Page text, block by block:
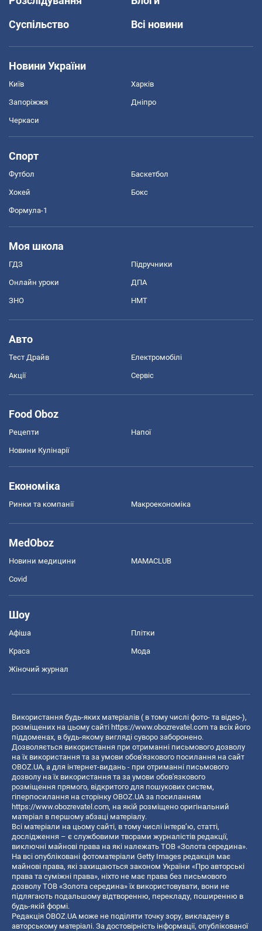
Суспільство
Всі новини
Новини України
Київ Харків
Запоріжжя Дніпро
Черкаси
Спорт
Футбол Баскетбол
Хокей Бокс
Формула-1
Моя школа
ГДЗ Підручники
Онлайн уроки ДПА
ЗНО НМТ
Авто
Тест Драйв Електромобілі
Акції Сервіс
Food Oboz
Рецепти Напої
Новини Кулінарії
Економіка
Ринки та компанії Макроекономіка
MedOboz
Новини медицини MAMACLUB
Covid
Шоу
Афіша Плітки
Краса Мода
Жіночий журнал
Використання будь-яких матеріалів ( в тому числі фото- та відео-),
розміщених на цьому сайті https://www.obozrevatel.com та всіх його
піддоменах, в будь-якому вигляді суворо заборонено.
Дозволяється використання при отриманні письмового дозволу
на їх використання та за умови обов'язкового посилання на сайт
OBOZ.UA, а для інтернет-видань - при отриманні письмового
дозволу на їх використання та за умови обов'язкового
розміщення прямого, відкритого для пошукових систем,
гіперпосилання на сторінку OBOZ.UA за посиланням
https://www.obozrevatel.com, на якій розміщено оригінальний
матеріал в першому абзаці матеріалу.
Всі матеріали на цьому сайті, в тому числі інтерв’ю, статті,
дослідження – є службовими творами журналістів редакції,
виключні майнові права на які належать ТОВ «Золота середина».
На всі опубліковані фотоматеріали Getty Images редакція має
майнові права, які захищаються законом України «Про авторські
права та суміжні права», ніхто не має права без письмового
дозволу ТОВ «Золота середина» їх використовувати, вони не
підлягають подальшому відтворенню, перекладу, поширенню в
будь-якій формі.
Редакція OBOZ.UA може не поділяти точку зору, викладену в
авторському матеріалі. За достовірність інформації, опублікованої